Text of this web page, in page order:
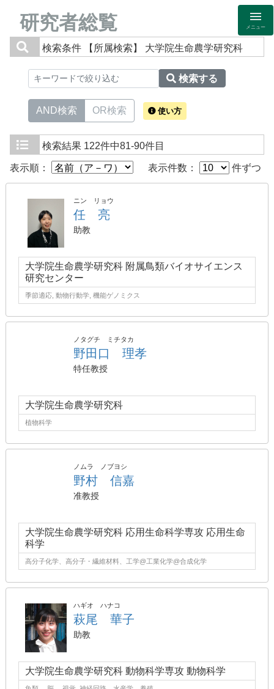
研究者総覧 メニュー
検索条件 【所属検索】 大学院生命農学研究科
検索する
AND検索 OR検索 使い方
検索結果 122件中81-90件目
表示順： 表示件数： 件ずつ
ニン リョウ
任 亮
助教
大学院生命農学研究科 附属鳥類バイオサイエンス
研究センター
季節適応, 動物行動学, 機能ゲノミクス
ノタグチ ミチタカ
野田口 理孝
特任教授
大学院生命農学研究科
植物科学
ノムラ ノブヨシ
野村 信嘉
准教授
大学院生命農学研究科 応用生命科学専攻 応用生命
科学
高分子化学、高分子・繊維材料、工学@工業化学@合成化学
ハギオ ハナコ
萩尾 華子
助教
大学院生命農学研究科 動物科学専攻 動物科学